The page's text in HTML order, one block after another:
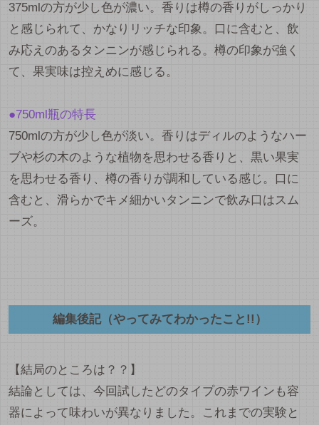
375mlの方が少し色が濃い。香りは樽の香りがしっかり
と感じられて、かなりリッチな印象。口に含むと、飲
み応えのあるタンニンが感じられる。樽の印象が強く
て、果実味は控えめに感じる。
●750ml瓶の特長
750mlの方が少し色が淡い。香りはディルのようなハー
ブや杉の木のような植物を思わせる香りと、黒い果実
を思わせる香り、樽の香りが調和している感じ。口に
含むと、滑らかでキメ細かいタンニンで飲み口はスム
ーズ。
編集後記（やってみてわかったこと!!）
【結局のところは？？】
結論としては、今回試したどのタイプの赤ワインも容
器によって味わいが異なりました。これまでの実験と